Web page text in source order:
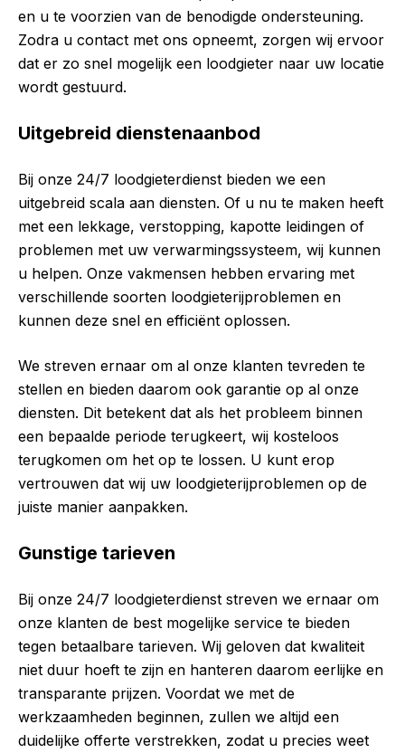
en u te voorzien van de benodigde ondersteuning.
Zodra u contact met ons opneemt, zorgen wij ervoor
dat er zo snel mogelijk een loodgieter naar uw locatie
wordt gestuurd.
Uitgebreid dienstenaanbod
Bij onze 24/7 loodgieterdienst bieden we een
uitgebreid scala aan diensten. Of u nu te maken heeft
met een lekkage, verstopping, kapotte leidingen of
problemen met uw verwarmingssysteem, wij kunnen
u helpen. Onze vakmensen hebben ervaring met
verschillende soorten loodgieterijproblemen en
kunnen deze snel en efficiënt oplossen.
We streven ernaar om al onze klanten tevreden te
stellen en bieden daarom ook garantie op al onze
diensten. Dit betekent dat als het probleem binnen
een bepaalde periode terugkeert, wij kosteloos
terugkomen om het op te lossen. U kunt erop
vertrouwen dat wij uw loodgieterijproblemen op de
juiste manier aanpakken.
Gunstige tarieven
Bij onze 24/7 loodgieterdienst streven we ernaar om
onze klanten de best mogelijke service te bieden
tegen betaalbare tarieven. Wij geloven dat kwaliteit
niet duur hoeft te zijn en hanteren daarom eerlijke en
transparante prijzen. Voordat we met de
werkzaamheden beginnen, zullen we altijd een
duidelijke offerte verstrekken, zodat u precies weet